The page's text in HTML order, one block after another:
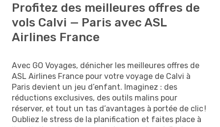
Profitez des meilleures offres de
vols Calvi — Paris avec ASL
Airlines France
Avec GO Voyages, dénicher les meilleures offres de
ASL Airlines France pour votre voyage de Calvi à
Paris devient un jeu d’enfant. Imaginez : des
réductions exclusives, des outils malins pour
réserver, et tout un tas d’avantages à portée de clic !
Oubliez le stress de la planification et faites place à